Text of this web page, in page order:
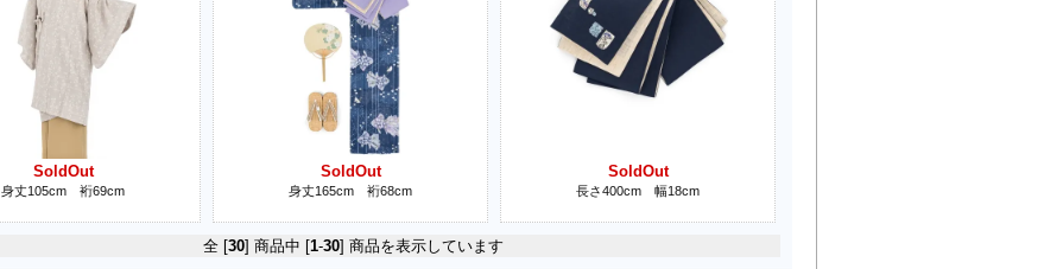
SoldOut
身丈105cm 裄69cm
SoldOut
身丈165cm 裄68cm
SoldOut
長さ400cm 幅18cm
全 [30] 商品中 [1-30] 商品を表示しています